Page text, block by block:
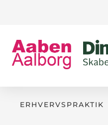
ERHVERVSPRAKTIK